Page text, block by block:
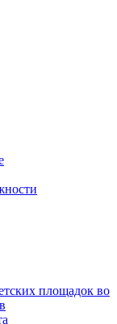
площадок во